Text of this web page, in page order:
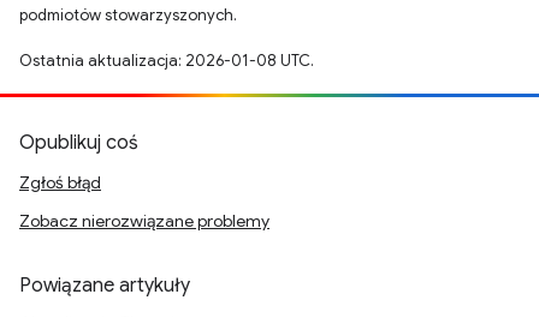
podmiotów stowarzyszonych.
Ostatnia aktualizacja: 2026-01-08 UTC.
Opublikuj coś
Zgłoś błąd
Zobacz nierozwiązane problemy
Powiązane artykuły